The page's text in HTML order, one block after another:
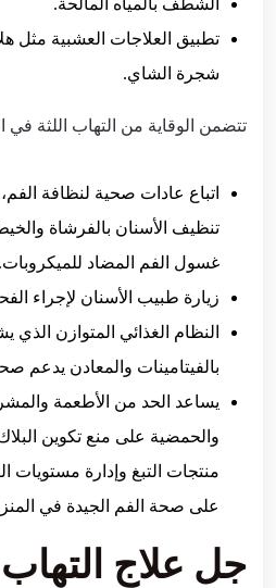
الشطف بالمياه المالحة.
تطبيق العلاجات العشبية مثل
شجرة الشاي.
تتضمن الوقاية من التهاب اللثة في
اتباع عادات صحية لنظافة
تنظيف الأسنان بالفرشاة
غسول الفم المضاد للميكروبات.
زيارة طبيب الأسنان لإجراء
النظام الغذائي المتوازن الذي
بالفيتامينات والمعادن يدعم
يساعد الحد من الأطعمة
والحمضية على منع تكوين
منتجات التبغ وإدارة مستويات
على صحة الفم الجيدة في
جل علاج